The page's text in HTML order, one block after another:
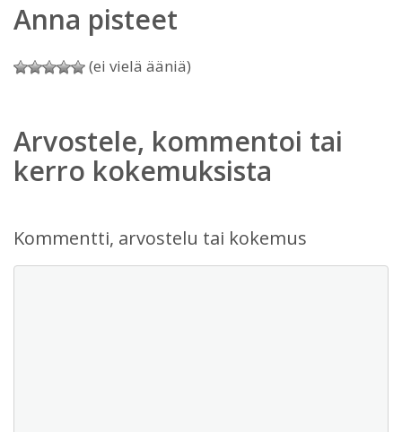
Anna pisteet
(ei vielä ääniä)
Arvostele, kommentoi tai
kerro kokemuksista
Kommentti, arvostelu tai kokemus